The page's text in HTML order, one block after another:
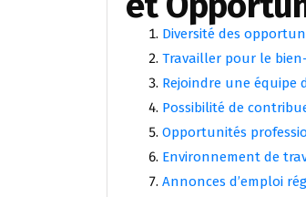
Diversité des
Travailler pour le
Rejoindre une équipe
Possibilité de
Opportunités
Environnement de
Annonces d’emploi